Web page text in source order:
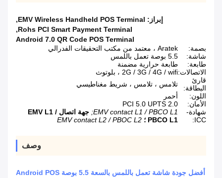
إبراز: EMV Wireless Handheld POS Terminal
,
Rohs PCI Smart Payment Terminal
,
Android 7.0 QR Code POS Terminal
بصمة:
Aratek ، معتمد من مكتب التحقيقات الفدرالي
شاشة:
5.5 بوصة تعمل باللمس
طابعة:
طابعة حرارية مضمنة
الاتصالات:2G / 3G / 4G / wifi ، بلوتوث
قارئ
البطاقة:
تلامس ، تلامس ، شريط مغناطيسي
اللون:
أحمر
الأمان:
PCI 5.0 UPTS 2.0
شهادة-
ICC:
EMV contact L1 / PBCO L1;
جهة اتصال EMV L1 /
PBCO L1 ؛
EMV contact L2 / PBOC L2
وصف
أفضل جودة شاشة تعمل باللمس بالسعة 5.5 بوصة Android POS